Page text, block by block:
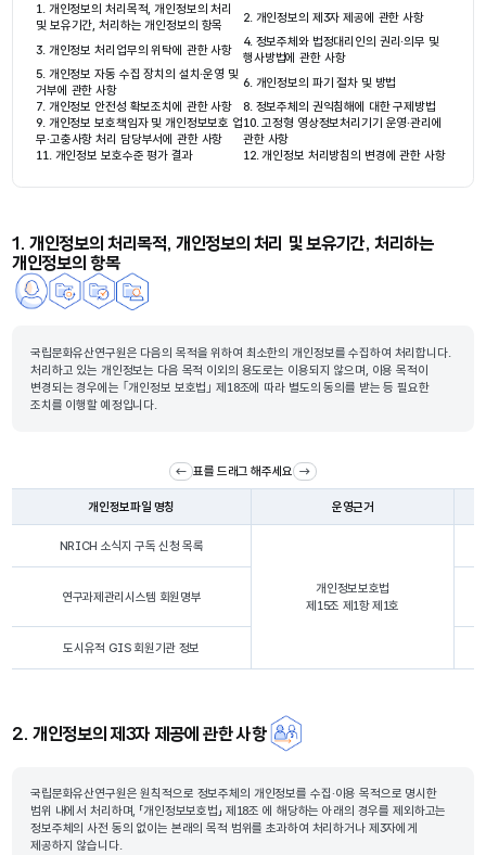
1. 개인정보의 처리목적, 개인정보의 처리
및 보유기간, 처리하는 개인정보의 항목
2. 개인정보의 제3자 제공에 관한 사항
3. 개인정보 처리업무의 위탁에 관한 사항
4. 정보주체와 법정대리인의 권리·의무 및
행사방법에 관한 사항
5. 개인정보 자동 수집 장치의 설치·운영 및
거부에 관한 사항
6. 개인정보의 파기 절차 및 방법
7. 개인정보 안전성 확보조치에 관한 사항
8. 정보주체의 권익침해에 대한 구제방법
9. 개인정보 보호책임자 및 개인정보보호 업
무·고충사항 처리 담당부서에 관한 사항
10. 고정형 영상정보처리기기 운영·관리에
관한 사항
11. 개인정보 보호수준 평가 결과
12. 개인정보 처리방침의 변경에 관한 사항
1. 개인정보의 처리목적, 개인정보의 처리 및 보유기간, 처리하는
개인정보의 항목
국립문화유산연구원은 다음의 목적을 위하여 최소한의 개인정보를 수집하여 처리합니다.
처리하고 있는 개인정보는 다음 목적 이외의 용도로는 이용되지 않으며, 이용 목적이
변경되는 경우에는 ｢개인정보 보호법｣ 제18조에 따라 별도의 동의를 받는 등 필요한
조치를 이행할 예정입니다.
표를 드래그 해주세요
개인정보파일 명칭 운영근거
NRICH 소식지 구독 신청 목록
개인정보보호법
제15조 제1항 제1호
연구과제관리시스템 회원명부
도시유적 GIS 회원기관 정보
2. 개인정보의 제3자 제공에 관한 사항
국립문화유산연구원은 원칙적으로 정보주체의 개인정보를 수집·이용 목적으로 명시한
범위 내에서 처리하며, 「개인정보보호법」 제18조 에 해당하는 아래의 경우를 제외하고는
정보주체의 사전 동의 없이는 본래의 목적 범위를 초과하여 처리하거나 제3자에게
제공하지 않습니다.